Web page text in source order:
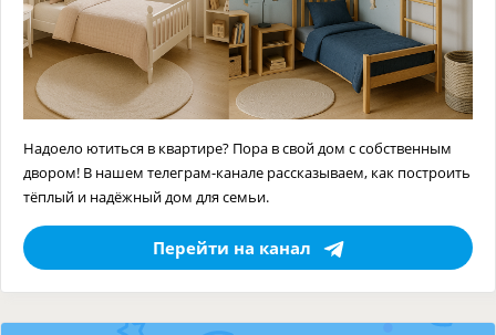
Надоело ютиться в квартире? Пора в свой дом с собственным
двором! В нашем телеграм-канале рассказываем, как построить
тёплый и надёжный дом для семьи.
Перейти на канал